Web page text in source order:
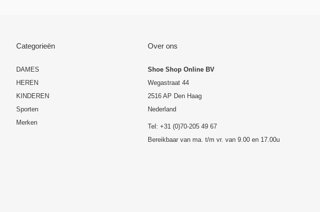
Categorieën
DAMES
HEREN
KINDEREN
Sporten
Merken
Over ons
Shoe Shop Online BV
Wegastraat 44
2516 AP Den Haag
Nederland
Tel: +31 (0)70-205 49 67
Bereikbaar van ma. t/m vr. van 9.00 en 17.00u